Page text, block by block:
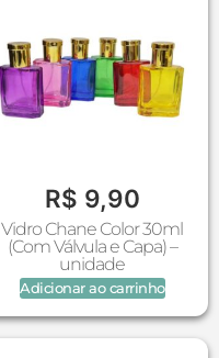
R$ 9,90
Vidro Chane Color 30ml
(Com Válvula e Capa) –
unidade
Adicionar ao carrinho